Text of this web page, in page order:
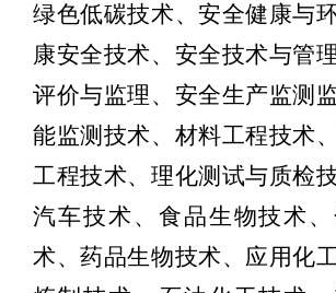
绿色低碳技术、安全健康与
康安全技术、安全技术与管
评价与监理、安全生产监测
能监测技术、材料工程技术
工程技术、理化测试与质检
汽车技术、食品生物技术
术、药品生物技术、应用化